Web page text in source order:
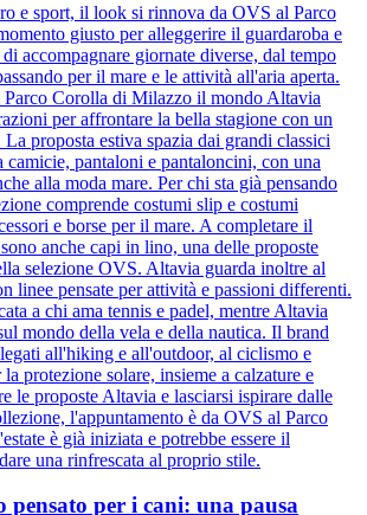
e sport, il look si rinnova da OVS al Parco
giusto per alleggerire il guardaroba e
accompagnare giornate diverse, dal tempo
per il mare e le attività all'aria aperta.
Corolla di Milazzo il mondo Altavia
per affrontare la bella stagione con un
La proposta estiva spazia dai grandi classici
camicie, pantaloni e pantaloncini, con una
alla moda mare. Per chi sta già pensando
comprende costumi slip e costumi
e borse per il mare. A completare il
anche capi in lino, una delle proposte
selezione OVS. Altavia guarda inoltre al
linee pensate per attività e passioni differenti.
a chi ama tennis e padel, mentre Altavia
mondo della vela e della nautica. Il brand
all'hiking e all'outdoor, al ciclismo e
protezione solare, insieme a calzature e
le proposte Altavia e lasciarsi ispirare dalle
l'appuntamento è da OVS al Parco
è già iniziata e potrebbe essere il
una rinfrescata al proprio stile.
pensato per i cani: una pausa